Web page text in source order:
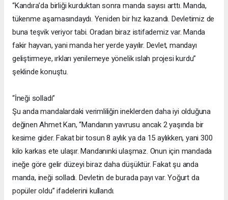
“Kandıra’da birliği kurduktan sonra manda sayısı arttı. Manda,
tükenme aşamasındaydı. Yeniden bir hız kazandı. Devletimiz de
buna teşvik veriyor tabi. Oradan biraz istifademiz var. Manda
fakir hayvan, yani manda her yerde yayılır. Devlet, mandayı
geliştirmeye, ırkları yenilemeye yönelik ıslah projesi kurdu”
şeklinde konuştu.
“İneği solladı”
Şu anda mandalardaki verimliliğin ineklerden daha iyi olduğuna
değinen Ahmet Kan, “Mandanın yavrusu ancak 2 yaşında bir
kesime gider. Fakat bir tosun 8 aylık ya da 15 aylıkken, yani 300
kilo karkas ete ulaşır. Mandanınki ulaşmaz. Onun için mandada
ineğe göre gelir düzeyi biraz daha düşüktür. Fakat şu anda
manda, ineği solladı. Devletin de burada payı var. Yoğurt da
popüler oldu” ifadelerini kullandı.